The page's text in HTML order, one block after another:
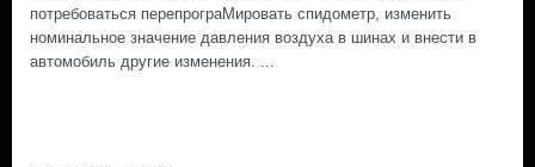
потребоваться перепрограМировать спидометр, изменить
номинальное значение давления воздуха в шинах и внести в
автомобиль другие изменения. ...